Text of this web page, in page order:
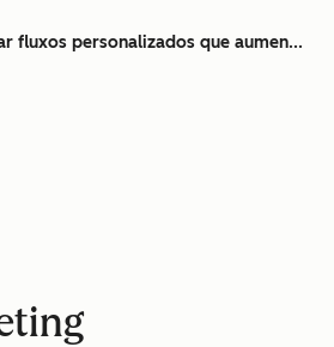
fluxos personalizados que aumen...